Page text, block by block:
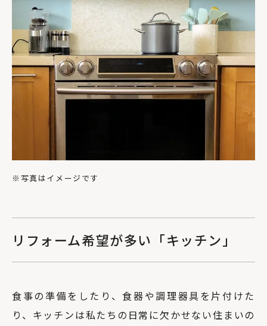
※写真はイメージです
リフォーム希望が多い「キッチン」
食事の準備をしたり、食器や調理器具を片付けた
り、キッチンは私たちの日常に欠かせない住まいの